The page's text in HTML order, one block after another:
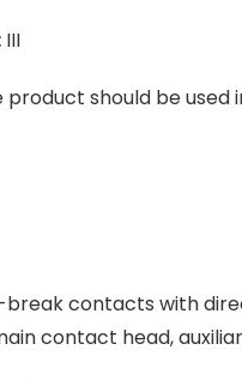
III
product should be used
contacts with
contact head,